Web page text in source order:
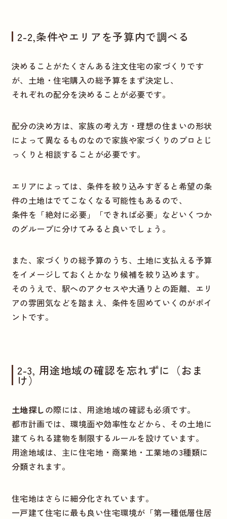
2-2,条件やエリアを予算内で調べる
決めることがたくさんある注文住宅の家づくりです
が、土地・住宅購入の総予算をまず決定し、
それぞれの配分を決めることが必要です。
配分の決め方は、家族の考え方・理想の住まいの形状
によって異なるものなので家族や家づくりのプロとじ
っくりと相談することが必要です。
エリアによっては、条件を絞り込みすぎると希望の条
件の土地はでてこなくなる可能性もあるので、
条件を「絶対に必要」「できれば必要」などいくつか
のグループに分けてみると良いでしょう。
また、家づくりの総予算のうち、土地に支払える予算
をイメージしておくとかなり候補を絞り込めます。
そのうえで、駅へのアクセスや大通りとの距離、エリ
アの雰囲気などを踏まえ、条件を固めていくのがポイ
ントです。
2-3, 用途地域の確認を忘れずに（おま
け）
土地探しの際には、用途地域の確認も必須です。
都市計画では、環境面や効率性などから、その土地に
建てられる建物を制限するルールを設けています。
用途地域は、主に住宅地・商業地・工業地の3種類に
分類されます。
住宅地はさらに細分化されています。
一戸建て住宅に最も良い住宅環境が「第一種低層住居